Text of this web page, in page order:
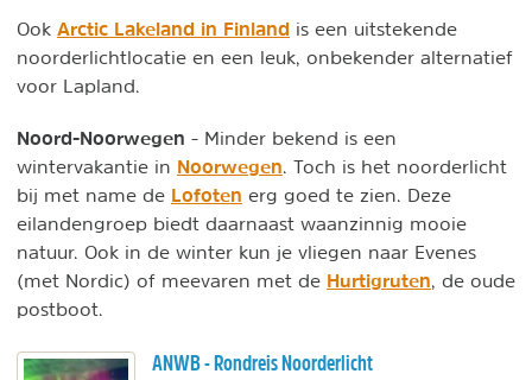
Ook Arctic Lakeland in Finland is een uitstekende
noorderlichtlocatie en een leuk, onbekender alternatief
voor Lapland.
Noord-Noorwegen - Minder bekend is een
wintervakantie in Noorwegen. Toch is het noorderlicht
bij met name de Lofoten erg goed te zien. Deze
eilandengroep biedt daarnaast waanzinnig mooie
natuur. Ook in de winter kun je vliegen naar Evenes
(met Nordic) of meevaren met de Hurtigruten, de oude
postboot.
ANWB - Rondreis Noorderlicht